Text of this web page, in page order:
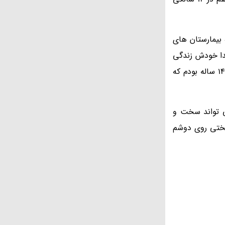
های
خودش زندگی
حبیب را به من هدیه داده بود و خودش حبیب را گرفت. هنوز داغ حبیب از یاد و دلم نرفته بود که همسرم هم در 27 سالگی فوت کرد. 14 ساله بودم که
14 ساله. نمی دانید بیوه شدن در 14 سالگی چقدر می تواند سخت و
روی دوشم